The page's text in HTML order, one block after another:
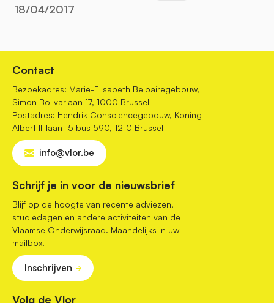
18/04/2017
Contact
Bezoekadres: Marie-Elisabeth Belpairegebouw,
Simon Bolivarlaan 17, 1000 Brussel
Postadres: Hendrik Consciencegebouw, Koning
Albert II-laan 15 bus 590, 1210 Brussel
info@vlor.be
Schrijf je in voor de nieuwsbrief
Blijf op de hoogte van recente adviezen,
studiedagen en andere activiteiten van de
Vlaamse Onderwijsraad. Maandelijks in uw
mailbox.
Inschrijven
Volg de Vlor